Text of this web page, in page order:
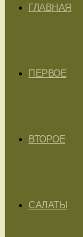
ГЛАВНАЯ
ПЕРВОЕ
ВТОРОЕ
САЛАТЫ